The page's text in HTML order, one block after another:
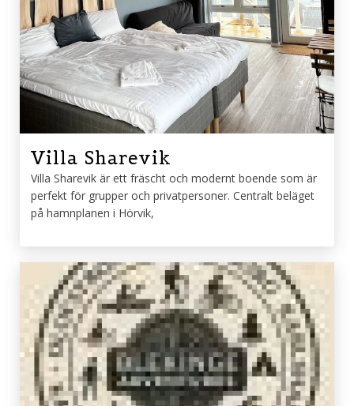
Villa Sharevik
Villa Sharevik är ett fräscht och modernt boende som är
perfekt för grupper och privatpersoner. Centralt beläget
på hamnplanen i Hörvik,